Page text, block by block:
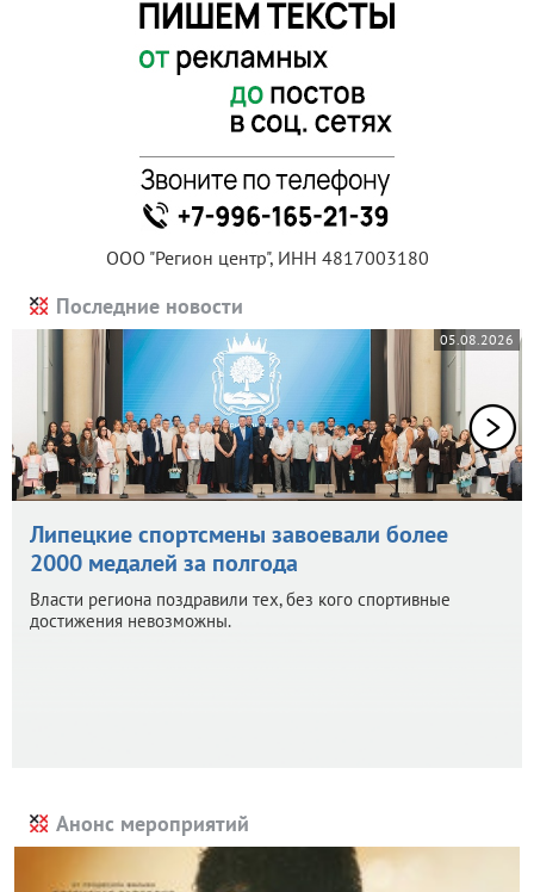
ООО "Регион центр", ИНН 4817003180
Последние новости
05.08.2026
Липецкие спортсмены завоевали более
2000 медалей за полгода
Власти региона поздравили тех, без кого спортивные
достижения невозможны.
Анонс мероприятий